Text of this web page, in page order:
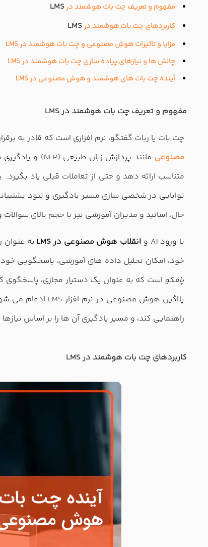
مفهوم و تعریف چت بات هوشمند درLMS
کاربردهای چت بات هوشمند درLMS
مزایا و تاثیرات هوش مصنوعی و چت بات هوشمند در LMS
چالش ها و نیازهای پیاده سازی چت بات هوشمند در LMS
آینده چت بات های هوشمند و هوش مصنوعی در LMS
مفهوم و تعریف چت بات هوشمند در LMS
چت بات یا ربات گفتگو، نرم افزاری است که قادر به
مصنوعی مانند پردازش زبان طبیعی (NLP) و
متناسب ارائه دهد و حتی از تعاملات قبلی یاد
حال، اساتید و مدیران آموزشی نیز با حجم بالای
با ورود AI و انقلاب هوش مصنوعی در LMS
به
خود، امکان تحلیل داده های آموزشی، پاسخگویی
پافکواست که به عنوان یک دستیار مجازی، پاسخگوی
پلاگین هوش مصنوعی در نرم افزار LMS ادغام می
راهنمایی کند، و مسیر یادگیری آن ها را بر اساس
کاربردهای چت بات هوشمند در LMS